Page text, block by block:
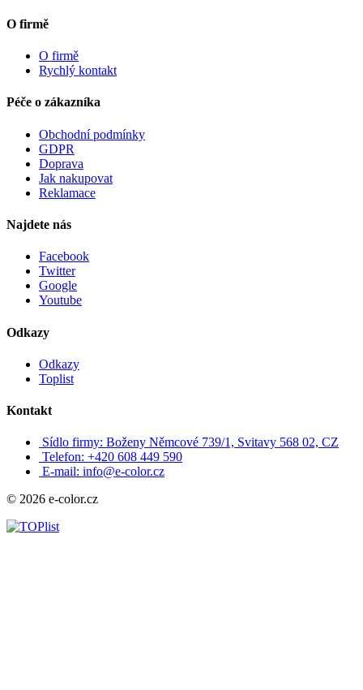
O firmě
O firmě
Rychlý kontakt
Péče o zákazníka
Obchodní podmínky
GDPR
Doprava
Jak nakupovat
Reklamace
Najdete nás
Facebook
Twitter
Google
Youtube
Odkazy
Odkazy
Toplist
Kontakt
Sídlo firmy: Boženy Němcové 739/1, Svitavy 568 02, CZ
Telefon: +420 608 449 590
E-mail: info@e-color.cz
© 2026 e-color.cz